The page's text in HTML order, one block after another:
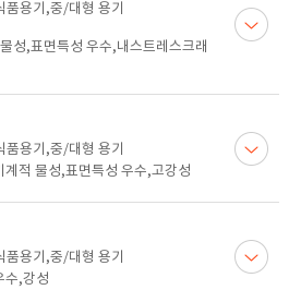
용기,중/대형 용기
성,표면특성 우수,내스트레스크래
용기,중/대형 용기
적 물성,표면특성 우수,고강성
용기,중/대형 용기
수,강성